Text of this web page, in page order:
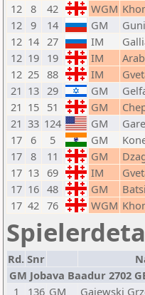
12
8 42 WGM
12
9 14 GM
12 14 27 IM
12 19 19 IM
12 25 88 IM
21 13 29 GM
21 15 51 GM
21 33 124 GM
17
6 5 GM
17
8 11 GM
17 13 69 IM
17 16 48 GM
17 42 76 WGM
Rd. Snr
GM Jobava Baadur 2702
1
136 GM Gajewski